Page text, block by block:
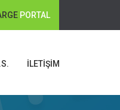
PORTAL
İLETİŞİM